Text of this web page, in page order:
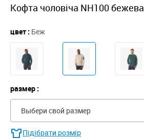
Кофта чоловіча NH100 бежева
цвет : Беж
размер :
Выбери свой размер
Підібрати розмір